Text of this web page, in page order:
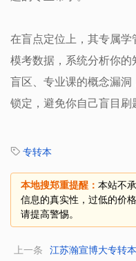
在盲点定位上，其专属学
模考数据，系统分析你
盲区、专业课的概念漏
锁定，避免你自己盲目刷
专转本
本地搜郑重提醒： 本站不
信息的真实性，过低的价
请提高警惕。
上一条 江苏瀚宣博大专转